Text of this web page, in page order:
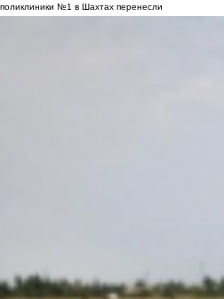
поликлиники №1 в Шахтах перенесли